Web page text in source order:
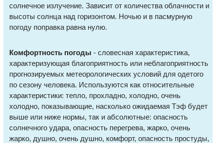
солнечное излучение. Зависит от количества облачности и
высоты солнца над горизонтом. Ночью и в пасмурную
погоду поправка равна нулю.
Комфортность погоды - словесная характеристика,
характеризующая благоприятность или неблагоприятность
прогнозируемых метеорологических условий для одетого
по сезону человека. Используются как относительные
характеристики: тепло, прохладно, холодно, очень
холодно, показывающие, насколько ожидаемая Тэф будет
выше или ниже нормы, так и абсолютные: опасность
солнечного удара, опасность перегрева, жарко, очень
жарко, душно, очень душно, комфорт, опасность простуды,